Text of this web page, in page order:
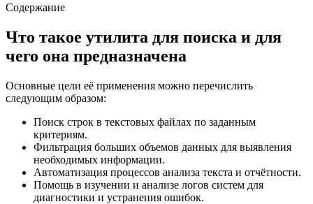
Содержание
Что такое утилита для поиска и для
чего она предназначена
Основные цели её применения можно перечислить
следующим образом:
Поиск строк в текстовых файлах по заданным
критериям.
Фильтрация больших объемов данных для выявления
необходимых информации.
Автоматизация процессов анализа текста и отчётности.
Помощь в изучении и анализе логов систем для
диагностики и устранения ошибок.